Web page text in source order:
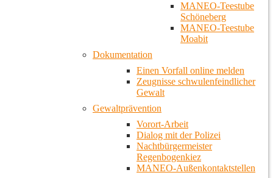
MANEO-Teestube
Schöneberg
MANEO-Teestube
Moabit
Dokumentation
Einen Vorfall online melden
Zeugnisse schwulenfeindlicher
Gewalt
Gewaltprävention
Vorort-Arbeit
Dialog mit der Polizei
Nachtbürgermeister
Regenbogenkiez
MANEO-Außenkontaktstellen